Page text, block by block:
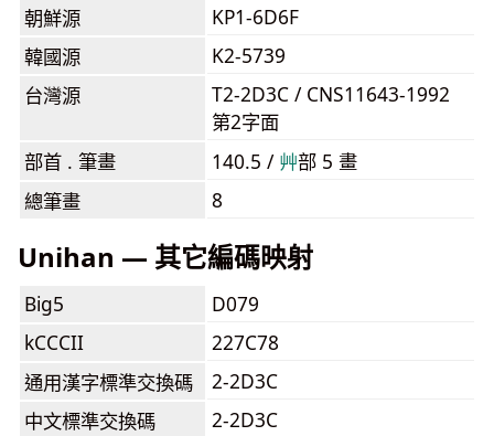
朝鮮源
KP1-6D6F
韓國源
K2-5739
台灣源
T2-2D3C / CNS11643-1992
第2字面
部首 . 筆畫
140.5 / ⾋部 5 畫
總筆畫
8
Unihan — 其它編碼映射
Big5
D079
kCCCII
227C78
通用漢字標準交換碼
2-2D3C
中文標準交換碼
2-2D3C